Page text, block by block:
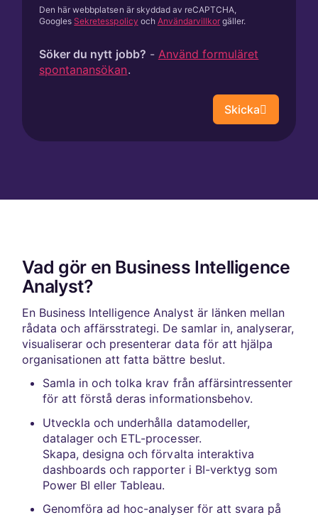
Den här webbplatsen är skyddad av reCAPTCHA,
Googles Sekretesspolicy och Användarvillkor gäller.
Söker du nytt jobb? - Använd formuläret
spontanansökan.
Skicka
Vad gör en Business Intelligence
Analyst?
En Business Intelligence Analyst är länken mellan
rådata och affärsstrategi. De samlar in, analyserar,
visualiserar och presenterar data för att hjälpa
organisationen att fatta bättre beslut.
Samla in och tolka krav från affärsintressenter
för att förstå deras informationsbehov.
Utveckla och underhålla datamodeller,
datalager och ETL-processer.
Skapa, designa och förvalta interaktiva
dashboards och rapporter i BI-verktyg som
Power BI eller Tableau.
Genomföra ad hoc-analyser för att svara på